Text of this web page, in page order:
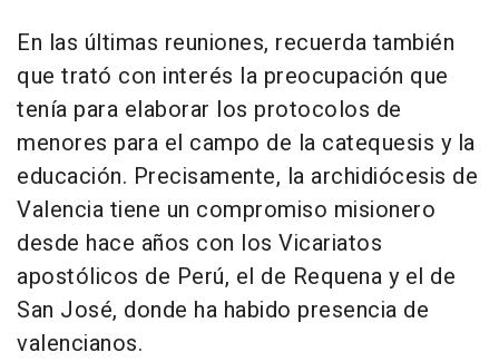
En las últimas reuniones, recuerda también
que trató con interés la preocupación que
tenía para elaborar los protocolos de
menores para el campo de la catequesis y la
educación. Precisamente, la archidiócesis de
Valencia tiene un compromiso misionero
desde hace años con los Vicariatos
apostólicos de Perú, el de Requena y el de
San José, donde ha habido presencia de
valencianos.